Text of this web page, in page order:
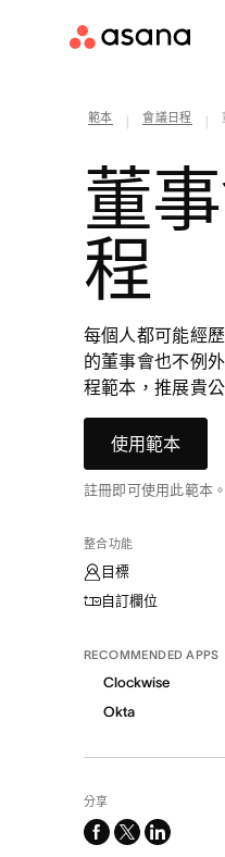
範本 會議日程
董
程
每個人都可能經
的董事會也不例
程範本，推展貴
使用範本
註冊即可使用此範本。
整合功能
目標
自訂欄位
RECOMMENDED APPS
Clockwise
Okta
分享
facebook
x-
linkedin